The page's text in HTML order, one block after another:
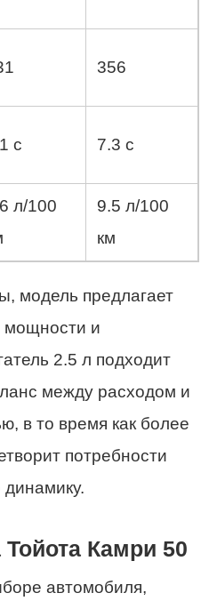
356
с 7.3 с
л/100
9.5 л/100
км
модель предлагает
мощности и
2.5 л подходит
между расходом и
в то время как более
потребности
Камри 50
автомобиля,